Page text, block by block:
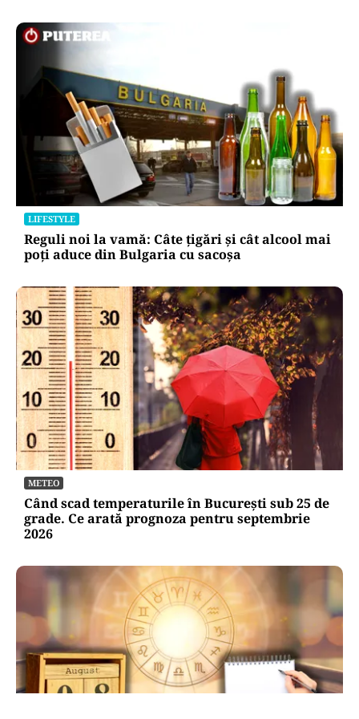
LIFESTYLE
Reguli noi la vamă: Câte țigări și cât alcool mai
poți aduce din Bulgaria cu sacoșa
METEO
Când scad temperaturile în București sub 25 de
grade. Ce arată prognoza pentru septembrie
2026